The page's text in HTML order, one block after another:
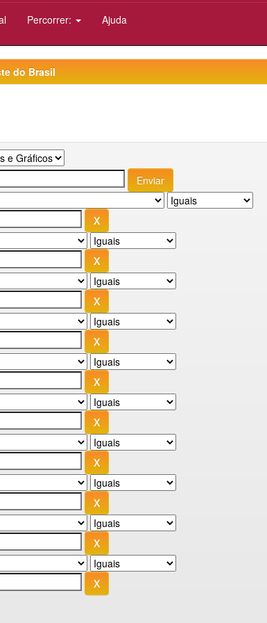
Percorrer: Ajuda
do Brasil